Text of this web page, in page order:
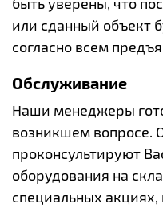
или сданный объект
согласно всем
Обслуживание
Наши менеджеры
возникшем вопросе.
проконсультируют
оборудования на
специальных